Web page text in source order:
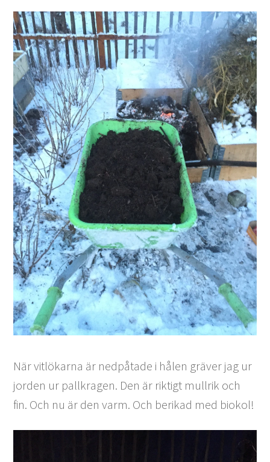
När vitlökarna är nedpåtade i hålen gräver jag ur
jorden ur pallkragen. Den är riktigt mullrik och
fin. Och nu är den varm. Och berikad med biokol!